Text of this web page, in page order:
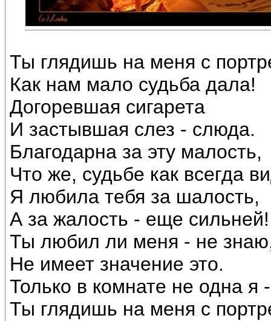
Ты глядишь на меня с
Как нам мало судьба дала!
Догоревшая сигарета
И застывшая слез - слюда.
Благодарна за эту малость,
Что же, судьбе как всегда
Я любила тебя за шалость,
А за жалость - еще сильней!
Ты любил ли меня - не
Не имеет значение это.
Только в комнате не одна я -
Ты глядишь на меня с